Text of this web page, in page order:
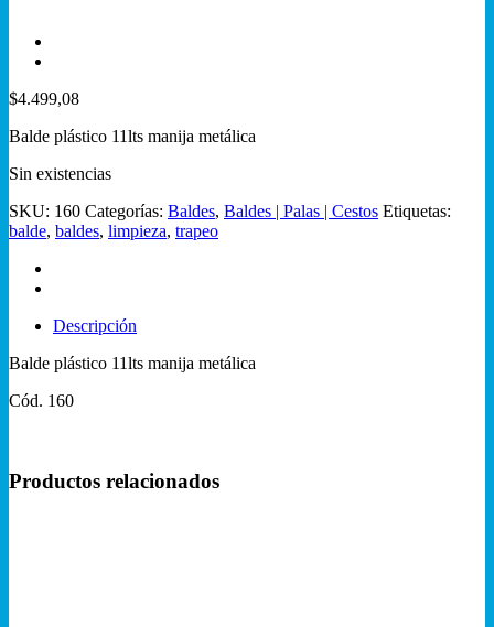
$4.499,08
Balde plástico 11lts manija metálica
Sin existencias
SKU: 160 Categorías: Baldes, Baldes | Palas | Cestos Etiquetas:
balde, baldes, limpieza, trapeo
Descripción
Balde plástico 11lts manija metálica
Cód. 160
Productos relacionados